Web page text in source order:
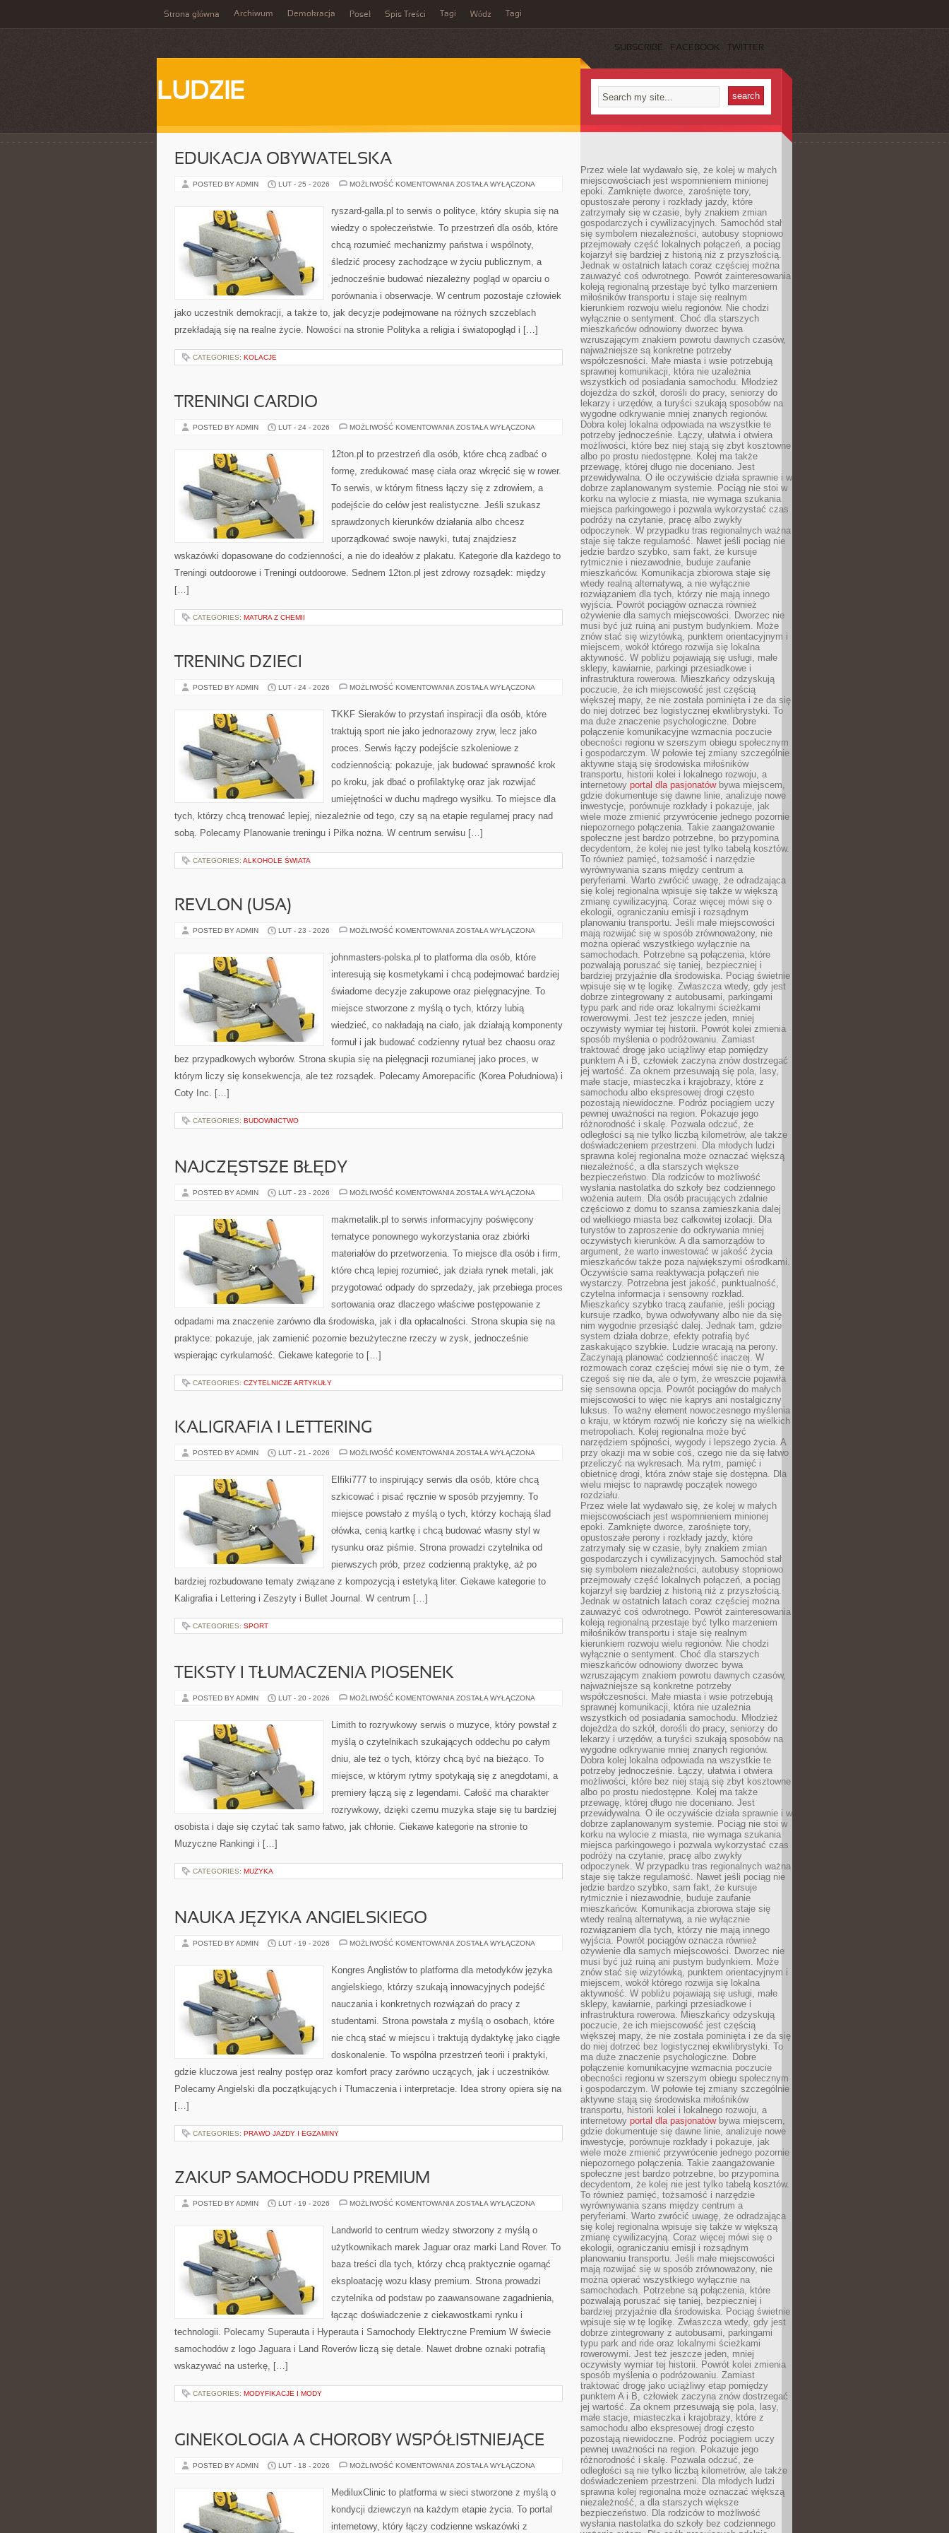
Strona główna Archiwum Demokracja Poseł Spis Treści Tagi Wódz Tagi
SUBSCRIBE FACEBOOK TWITTER
LUDZIE
EDUKACJA OBYWATELSKA
POSTED BY ADMIN LUT - 25 - 2026 MOŻLIWOŚĆ KOMENTOWANIA EDUKACJA
ZOSTAŁA WYŁĄCZONA
ryszard-galla.pl to serwis o polityce, który skupia się na
wiedzy o społeczeństwie. To przestrzeń dla osób, które
chcą rozumieć mechanizmy państwa i wspólnoty,
śledzić procesy zachodzące w życiu publicznym, a
jednocześnie budować niezależny pogląd w oparciu o
porównania i obserwacje. W centrum pozostaje człowiek
jako uczestnik demokracji, a także to, jak decyzje podejmowane na różnych szczeblach
przekładają się na realne życie. Nowości na stronie Polityka a religia i światopogląd i […]
CATEGORIES: KOLACJE
TRENINGI CARDIO
POSTED BY ADMIN LUT - 24 - 2026 MOŻLIWOŚĆ KOMENTOWANIA TRENINGI
ZOSTAŁA WYŁĄCZONA
12ton.pl to przestrzeń dla osób, które chcą zadbać o
formę, zredukować masę ciała oraz wkręcić się w rower.
To serwis, w którym fitness łączy się z zdrowiem, a
podejście do celów jest realistyczne. Jeśli szukasz
sprawdzonych kierunków działania albo chcesz
uporządkować swoje nawyki, tutaj znajdziesz
wskazówki dopasowane do codzienności, a nie do ideałów z plakatu. Kategorie dla każdego to
Treningi outdoorowe i Treningi outdoorowe. Sednem 12ton.pl jest zdrowy rozsądek: między
[…]
CATEGORIES: MATURA Z CHEMII
TRENING DZIECI
POSTED BY ADMIN LUT - 24 - 2026 MOŻLIWOŚĆ KOMENTOWANIA TRENING
ZOSTAŁA WYŁĄCZONA
TKKF Sieraków to przystań inspiracji dla osób, które
traktują sport nie jako jednorazowy zryw, lecz jako
proces. Serwis łączy podejście szkoleniowe z
codziennością: pokazuje, jak budować sprawność krok
po kroku, jak dbać o profilaktykę oraz jak rozwijać
umiejętności w duchu mądrego wysiłku. To miejsce dla
tych, którzy chcą trenować lepiej, niezależnie od tego, czy są na etapie regularnej pracy nad
sobą. Polecamy Planowanie treningu i Piłka nożna. W centrum serwisu […]
CATEGORIES: ALKOHOLE ŚWIATA
REVLON (USA)
POSTED BY ADMIN LUT - 23 - 2026 MOŻLIWOŚĆ KOMENTOWANIA REVLON
ZOSTAŁA WYŁĄCZONA
johnmasters-polska.pl to platforma dla osób, które
interesują się kosmetykami i chcą podejmować bardziej
świadome decyzje zakupowe oraz pielęgnacyjne. To
miejsce stworzone z myślą o tych, którzy lubią
wiedzieć, co nakładają na ciało, jak działają komponenty
formuł i jak budować codzienny rytuał bez chaosu oraz
bez przypadkowych wyborów. Strona skupia się na pielęgnacji rozumianej jako proces, w
którym liczy się konsekwencja, ale też rozsądek. Polecamy Amorepacific (Korea Południowa) i
Coty Inc. […]
CATEGORIES: BUDOWNICTWO
NAJCZĘSTSZE BŁĘDY
POSTED BY ADMIN LUT - 23 - 2026 MOŻLIWOŚĆ KOMENTOWANIA NAJCZĘSTSZE
ZOSTAŁA WYŁĄCZONA
makmetalik.pl to serwis informacyjny poświęcony
tematyce ponownego wykorzystania oraz zbiórki
materiałów do przetworzenia. To miejsce dla osób i firm,
które chcą lepiej rozumieć, jak działa rynek metali, jak
przygotować odpady do sprzedaży, jak przebiega proces
sortowania oraz dlaczego właściwe postępowanie z
odpadami ma znaczenie zarówno dla środowiska, jak i dla opłacalności. Strona skupia się na
praktyce: pokazuje, jak zamienić pozornie bezużyteczne rzeczy w zysk, jednocześnie
wspierając cyrkularność. Ciekawe kategorie to […]
CATEGORIES: CZYTELNICZE ARTYKUŁY
KALIGRAFIA I LETTERING
POSTED BY ADMIN LUT - 21 - 2026 MOŻLIWOŚĆ KOMENTOWANIA KALIGRAFIA
ZOSTAŁA WYŁĄCZONA
Elfiki777 to inspirujący serwis dla osób, które chcą
szkicować i pisać ręcznie w sposób przyjemny. To
miejsce powstało z myślą o tych, którzy kochają ślad
ołówka, cenią kartkę i chcą budować własny styl w
rysunku oraz piśmie. Strona prowadzi czytelnika od
pierwszych prób, przez codzienną praktykę, aż po
bardziej rozbudowane tematy związane z kompozycją i estetyką liter. Ciekawe kategorie to
Kaligrafia i Lettering i Zeszyty i Bullet Journal. W centrum […]
CATEGORIES: SPORT
TEKSTY I TŁUMACZENIA PIOSENEK
POSTED BY ADMIN LUT - 20 - 2026 MOŻLIWOŚĆ KOMENTOWANIA TEKSTY
ZOSTAŁA WYŁĄCZONA
Limith to rozrywkowy serwis o muzyce, który powstał z
myślą o czytelnikach szukających oddechu po całym
dniu, ale też o tych, którzy chcą być na bieżąco. To
miejsce, w którym rytmy spotykają się z anegdotami, a
premiery łączą się z legendami. Całość ma charakter
rozrywkowy, dzięki czemu muzyka staje się tu bardziej
osobista i daje się czytać tak samo łatwo, jak chłonie. Ciekawe kategorie na stronie to
Muzyczne Rankingi i […]
CATEGORIES: MUZYKA
NAUKA JĘZYKA ANGIELSKIEGO
POSTED BY ADMIN LUT - 19 - 2026 MOŻLIWOŚĆ KOMENTOWANIA NAUKA
ZOSTAŁA WYŁĄCZONA
Kongres Anglistów to platforma dla metodyków języka
angielskiego, którzy szukają innowacyjnych podejść
nauczania i konkretnych rozwiązań do pracy z
studentami. Strona powstała z myślą o osobach, które
nie chcą stać w miejscu i traktują dydaktykę jako ciągłe
doskonalenie. To wspólna przestrzeń teorii i praktyki,
gdzie kluczowa jest realny postęp oraz komfort pracy zarówno uczących, jak i uczestników.
Polecamy Angielski dla początkujących i Tłumaczenia i interpretacje. Idea strony opiera się na
[…]
CATEGORIES: PRAWO JAZDY I EGZAMINY
ZAKUP SAMOCHODU PREMIUM
POSTED BY ADMIN LUT - 19 - 2026 MOŻLIWOŚĆ KOMENTOWANIA ZAKUP
ZOSTAŁA WYŁĄCZONA
Landworld to centrum wiedzy stworzony z myślą o
użytkownikach marek Jaguar oraz marki Land Rover. To
baza treści dla tych, którzy chcą praktycznie ogarnąć
eksploatację wozu klasy premium. Strona prowadzi
czytelnika od podstaw po zaawansowane zagadnienia,
łącząc doświadczenie z ciekawostkami rynku i
technologii. Polecamy Superauta i Hyperauta i Samochody Elektryczne Premium W świecie
samochodów z logo Jaguara i Land Roverów liczą się detale. Nawet drobne oznaki potrafią
wskazywać na usterkę, […]
CATEGORIES: MODYFIKACJE I MODY
GINEKOLOGIA A CHOROBY WSPÓŁISTNIEJĄCE
POSTED BY ADMIN LUT - 18 - 2026 MOŻLIWOŚĆ KOMENTOWANIA GINEKOLOGIA
WSPÓŁISTNIEJĄCE
ZOSTAŁA WYŁĄCZONA
MediluxClinic to platforma w sieci stworzone z myślą o
kondycji dziewczyn na każdym etapie życia. To portal
internetowy, który łączy codzienne wskazówki z
Przez wiele lat wydawało się, że kolej w małych
miejscowościach jest wspomnieniem minionej
epoki. Zamknięte dworce, zarośnięte tory,
opustoszałe perony i rozkłady jazdy, które
zatrzymały się w czasie, były znakiem zmian
gospodarczych i cywilizacyjnych. Samochód stał
się symbolem niezależności, autobusy stopniowo
przejmowały część lokalnych połączeń, a pociąg
kojarzył się bardziej z historią niż z przyszłością.
Jednak w ostatnich latach coraz częściej można
zauważyć coś odwrotnego. Powrót zainteresowania
koleją regionalną przestaje być tylko marzeniem
miłośników transportu i staje się realnym
kierunkiem rozwoju wielu regionów. Nie chodzi
wyłącznie o sentyment. Choć dla starszych
mieszkańców odnowiony dworzec bywa
wzruszającym znakiem powrotu dawnych czasów,
najważniejsze są konkretne potrzeby
współczesności. Małe miasta i wsie potrzebują
sprawnej komunikacji, która nie uzależnia
wszystkich od posiadania samochodu. Młodzież
dojeżdża do szkół, dorośli do pracy, seniorzy do
lekarzy i urzędów, a turyści szukają sposobów na
wygodne odkrywanie mniej znanych regionów.
Dobra kolej lokalna odpowiada na wszystkie te
potrzeby jednocześnie. Łączy, ułatwia i otwiera
możliwości, które bez niej stają się zbyt kosztowne
albo po prostu niedostępne. Kolej ma także
przewagę, której długo nie doceniano. Jest
przewidywalna. O ile oczywiście działa sprawnie i w
dobrze zaplanowanym systemie. Pociąg nie stoi w
korku na wylocie z miasta, nie wymaga szukania
miejsca parkingowego i pozwala wykorzystać czas
podróży na czytanie, pracę albo zwykły
odpoczynek. W przypadku tras regionalnych ważna
staje się także regularność. Nawet jeśli pociąg nie
jedzie bardzo szybko, sam fakt, że kursuje
rytmicznie i niezawodnie, buduje zaufanie
mieszkańców. Komunikacja zbiorowa staje się
wtedy realną alternatywą, a nie wyłącznie
rozwiązaniem dla tych, którzy nie mają innego
wyjścia. Powrót pociągów oznacza również
ożywienie dla samych miejscowości. Dworzec nie
musi być już ruiną ani pustym budynkiem. Może
znów stać się wizytówką, punktem orientacyjnym i
miejscem, wokół którego rozwija się lokalna
aktywność. W pobliżu pojawiają się usługi, małe
sklepy, kawiarnie, parkingi przesiadkowe i
infrastruktura rowerowa. Mieszkańcy odzyskują
poczucie, że ich miejscowość jest częścią
większej mapy, że nie została pominięta i że da się
do niej dotrzeć bez logistycznej ekwilibrystyki. To
ma duże znaczenie psychologiczne. Dobre
połączenie komunikacyjne wzmacnia poczucie
obecności regionu w szerszym obiegu społecznym
i gospodarczym. W połowie tej zmiany szczególnie
aktywne stają się środowiska miłośników
transportu, historii kolei i lokalnego rozwoju, a
internetowy portal dla pasjonatówbywa miejscem,
gdzie dokumentuje się dawne linie, analizuje nowe
inwestycje, porównuje rozkłady i pokazuje, jak
wiele może zmienić przywrócenie jednego pozornie
niepozornego połączenia. Takie zaangażowanie
społeczne jest bardzo potrzebne, bo przypomina
decydentom, że kolej nie jest tylko tabelą kosztów.
To również pamięć, tożsamość i narzędzie
wyrównywania szans między centrum a
peryferiami. Warto zwrócić uwagę, że odradzająca
się kolej regionalna wpisuje się także w większą
zmianę cywilizacyjną. Coraz więcej mówi się o
ekologii, ograniczaniu emisji i rozsądnym
planowaniu transportu. Jeśli małe miejscowości
mają rozwijać się w sposób zrównoważony, nie
można opierać wszystkiego wyłącznie na
samochodach. Potrzebne są połączenia, które
pozwalają poruszać się taniej, bezpieczniej i
bardziej przyjaźnie dla środowiska. Pociąg świetnie
wpisuje się w tę logikę. Zwłaszcza wtedy, gdy jest
dobrze zintegrowany z autobusami, parkingami
typu park and ride oraz lokalnymi ścieżkami
rowerowymi. Jest też jeszcze jeden, mniej
oczywisty wymiar tej historii. Powrót kolei zmienia
sposób myślenia o podróżowaniu. Zamiast
traktować drogę jako uciążliwy etap pomiędzy
punktem A i B, człowiek zaczyna znów dostrzegać
jej wartość. Za oknem przesuwają się pola, lasy,
małe stacje, miasteczka i krajobrazy, które z
samochodu albo ekspresowej drogi często
pozostają niewidoczne. Podróż pociągiem uczy
pewnej uważności na region. Pokazuje jego
różnorodność i skalę. Pozwala odczuć, że
odległości są nie tylko liczbą kilometrów, ale także
doświadczeniem przestrzeni. Dla młodych ludzi
sprawna kolej regionalna może oznaczać większą
niezależność, a dla starszych większe
bezpieczeństwo. Dla rodziców to możliwość
wysłania nastolatka do szkoły bez codziennego
wożenia autem. Dla osób pracujących zdalnie
częściowo z domu to szansa zamieszkania dalej
od wielkiego miasta bez całkowitej izolacji. Dla
turystów to zaproszenie do odkrywania mniej
oczywistych kierunków. A dla samorządów to
argument, że warto inwestować w jakość życia
mieszkańców także poza największymi ośrodkami.
Oczywiście sama reaktywacja połączeń nie
wystarczy. Potrzebna jest jakość, punktualność,
czytelna informacja i sensowny rozkład.
Mieszkańcy szybko tracą zaufanie, jeśli pociąg
kursuje rzadko, bywa odwoływany albo nie da się
nim wygodnie przesiąść dalej. Jednak tam, gdzie
system działa dobrze, efekty potrafią być
zaskakująco szybkie. Ludzie wracają na perony.
Zaczynają planować codzienność inaczej. W
rozmowach coraz częściej mówi się nie o tym, że
czegoś się nie da, ale o tym, że wreszcie pojawiła
się sensowna opcja. Powrót pociągów do małych
miejscowości to więc nie kaprys ani nostalgiczny
luksus. To ważny element nowoczesnego myślenia
o kraju, w którym rozwój nie kończy się na wielkich
metropoliach. Kolej regionalna może być
narzędziem spójności, wygody i lepszego życia. A
przy okazji ma w sobie coś, czego nie da się łatwo
przeliczyć na wykresach. Ma rytm, pamięć i
obietnicę drogi, która znów staje się dostępna. Dla
wielu miejsc to naprawdę początek nowego
rozdziału.
Przez wiele lat wydawało się, że kolej w małych
miejscowościach jest wspomnieniem minionej
epoki. Zamknięte dworce, zarośnięte tory,
opustoszałe perony i rozkłady jazdy, które
zatrzymały się w czasie, były znakiem zmian
gospodarczych i cywilizacyjnych. Samochód stał
się symbolem niezależności, autobusy stopniowo
przejmowały część lokalnych połączeń, a pociąg
kojarzył się bardziej z historią niż z przyszłością.
Jednak w ostatnich latach coraz częściej można
zauważyć coś odwrotnego. Powrót zainteresowania
koleją regionalną przestaje być tylko marzeniem
miłośników transportu i staje się realnym
kierunkiem rozwoju wielu regionów. Nie chodzi
wyłącznie o sentyment. Choć dla starszych
mieszkańców odnowiony dworzec bywa
wzruszającym znakiem powrotu dawnych czasów,
najważniejsze są konkretne potrzeby
współczesności. Małe miasta i wsie potrzebują
sprawnej komunikacji, która nie uzależnia
wszystkich od posiadania samochodu. Młodzież
dojeżdża do szkół, dorośli do pracy, seniorzy do
lekarzy i urzędów, a turyści szukają sposobów na
wygodne odkrywanie mniej znanych regionów.
Dobra kolej lokalna odpowiada na wszystkie te
potrzeby jednocześnie. Łączy, ułatwia i otwiera
możliwości, które bez niej stają się zbyt kosztowne
albo po prostu niedostępne. Kolej ma także
przewagę, której długo nie doceniano. Jest
przewidywalna. O ile oczywiście działa sprawnie i w
dobrze zaplanowanym systemie. Pociąg nie stoi w
korku na wylocie z miasta, nie wymaga szukania
miejsca parkingowego i pozwala wykorzystać czas
podróży na czytanie, pracę albo zwykły
odpoczynek. W przypadku tras regionalnych ważna
staje się także regularność. Nawet jeśli pociąg nie
jedzie bardzo szybko, sam fakt, że kursuje
rytmicznie i niezawodnie, buduje zaufanie
mieszkańców. Komunikacja zbiorowa staje się
wtedy realną alternatywą, a nie wyłącznie
rozwiązaniem dla tych, którzy nie mają innego
wyjścia. Powrót pociągów oznacza również
ożywienie dla samych miejscowości. Dworzec nie
musi być już ruiną ani pustym budynkiem. Może
znów stać się wizytówką, punktem orientacyjnym i
miejscem, wokół którego rozwija się lokalna
aktywność. W pobliżu pojawiają się usługi, małe
sklepy, kawiarnie, parkingi przesiadkowe i
infrastruktura rowerowa. Mieszkańcy odzyskują
poczucie, że ich miejscowość jest częścią
większej mapy, że nie została pominięta i że da się
do niej dotrzeć bez logistycznej ekwilibrystyki. To
ma duże znaczenie psychologiczne. Dobre
połączenie komunikacyjne wzmacnia poczucie
obecności regionu w szerszym obiegu społecznym
i gospodarczym. W połowie tej zmiany szczególnie
aktywne stają się środowiska miłośników
transportu, historii kolei i lokalnego rozwoju, a
internetowy portal dla pasjonatówbywa miejscem,
gdzie dokumentuje się dawne linie, analizuje nowe
inwestycje, porównuje rozkłady i pokazuje, jak
wiele może zmienić przywrócenie jednego pozornie
niepozornego połączenia. Takie zaangażowanie
społeczne jest bardzo potrzebne, bo przypomina
decydentom, że kolej nie jest tylko tabelą kosztów.
To również pamięć, tożsamość i narzędzie
wyrównywania szans między centrum a
peryferiami. Warto zwrócić uwagę, że odradzająca
się kolej regionalna wpisuje się także w większą
zmianę cywilizacyjną. Coraz więcej mówi się o
ekologii, ograniczaniu emisji i rozsądnym
planowaniu transportu. Jeśli małe miejscowości
mają rozwijać się w sposób zrównoważony, nie
można opierać wszystkiego wyłącznie na
samochodach. Potrzebne są połączenia, które
pozwalają poruszać się taniej, bezpieczniej i
bardziej przyjaźnie dla środowiska. Pociąg świetnie
wpisuje się w tę logikę. Zwłaszcza wtedy, gdy jest
dobrze zintegrowany z autobusami, parkingami
typu park and ride oraz lokalnymi ścieżkami
rowerowymi. Jest też jeszcze jeden, mniej
oczywisty wymiar tej historii. Powrót kolei zmienia
sposób myślenia o podróżowaniu. Zamiast
traktować drogę jako uciążliwy etap pomiędzy
punktem A i B, człowiek zaczyna znów dostrzegać
jej wartość. Za oknem przesuwają się pola, lasy,
małe stacje, miasteczka i krajobrazy, które z
samochodu albo ekspresowej drogi często
pozostają niewidoczne. Podróż pociągiem uczy
pewnej uważności na region. Pokazuje jego
różnorodność i skalę. Pozwala odczuć, że
odległości są nie tylko liczbą kilometrów, ale także
doświadczeniem przestrzeni. Dla młodych ludzi
sprawna kolej regionalna może oznaczać większą
niezależność, a dla starszych większe
bezpieczeństwo. Dla rodziców to możliwość
wysłania nastolatka do szkoły bez codziennego